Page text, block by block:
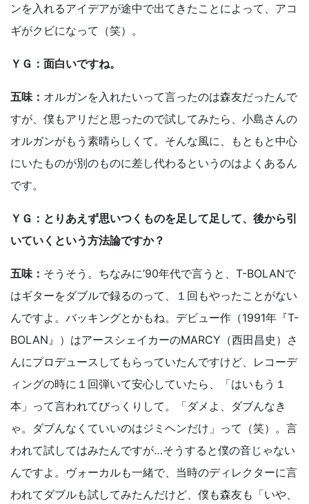
ンを入れるアイデアが途中で出てきたことによって、アコ
ギがクビになって（笑）。
ＹＧ：面白いですね。
五味： オルガンを入れたいって言ったのは森友だったんで
すが、僕もアリだと思ったので試してみたら、小島さんの
オルガンがもう素晴らしくて。そんな風に、もともと中心
にいたものが別のものに差し代わるというのはよくあるん
です。
ＹＧ：とりあえず思いつくものを足して足して、後から引
いていくという方法論ですか？
五味： そうそう。ちなみに’90年代で言うと、T-BOLANで
はギターをダブルで録るのって、１回もやったことがない
んですよ。バッキングとかもね。デビュー作（1991年『T-
BOLAN』）はアースシェイカーのMARCY（西田昌史）さ
んにプロデュースしてもらっていたんですけど、レコーデ
ィングの時に１回弾いて安心していたら、「はいもう１
本」って言われてびっくりして。「ダメよ、ダブんなき
ゃ。ダブんなくていいのはジミヘンだけ」って（笑）。言
われて試してはみたんですが…そうすると僕の音じゃない
んですよ。ヴォーカルも一緒で、当時のディレクターに言
われてダブルも試してみたんだけど、僕も森友も「いや、